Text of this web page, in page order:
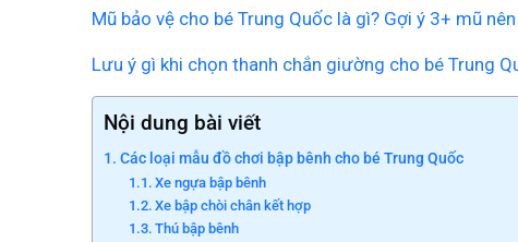
Mũ bảo vệ cho bé Trung Quốc là gì? Gợi ý 3+ mũ
Lưu ý gì khi chọn thanh chắn giường cho bé Trung
Nội dung bài viết
Các loại mẫu đồ chơi bập bênh cho bé Trung Quốc
Xe ngựa bập bênh
Xe bập chòi chân kết hợp
Thú bập bênh